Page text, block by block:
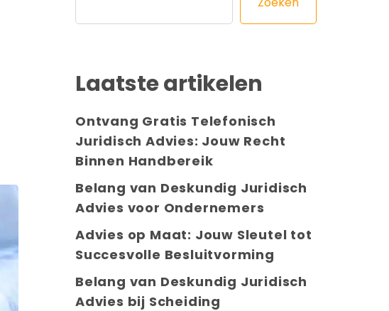
Laatste artikelen
Ontvang Gratis Telefonisch
Juridisch Advies: Jouw Recht
Binnen Handbereik
Belang van Deskundig Juridisch
Advies voor Ondernemers
Advies op Maat: Jouw Sleutel tot
Succesvolle Besluitvorming
Belang van Deskundig Juridisch
Advies bij Scheiding